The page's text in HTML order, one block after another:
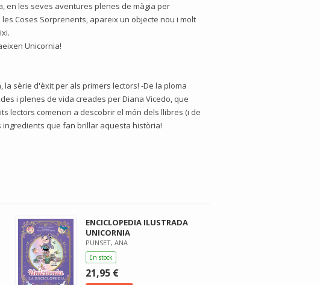
en les seves aventures plenes de màgia per
les Coses Sorprenents, apareix un objecte nou i molt
Unicornia!
sèrie d'èxit per als primers lectors! -De la ploma
i plenes de vida creades per Diana Vicedo, que
lectors comencin a descobrir el món dels llibres (i de
ingredients que fan brillar aquesta història!
ENCICLOPEDIA ILUSTRADA
UNICORNIA
PUNSET, ANA
En stock
21,95 €